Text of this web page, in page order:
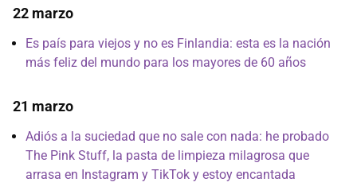
22 marzo
Es país para viejos y no es Finlandia: esta es la nación
más feliz del mundo para los mayores de 60 años
21 marzo
Adiós a la suciedad que no sale con nada: he probado
The Pink Stuff, la pasta de limpieza milagrosa que
arrasa en Instagram y TikTok y estoy encantada